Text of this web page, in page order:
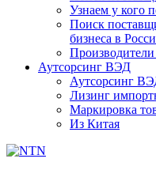
Узнаем у кого
Поиск
бизнеса в
Аутсорсинг ВЭД
Аутсорсинг
Лизинг
Маркировка
Из Китая